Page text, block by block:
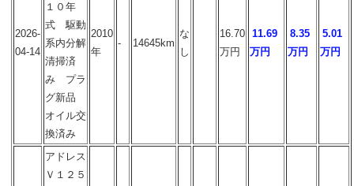
2026-
04-14
１０年
式 駆動
系内分解
清掃済
み プラ
グ新品
オイル交
換済み
2010
年
- 14645km
な
し
16.70
万円
11.69
万円
8.35
万円
5.01
万円
アドレス
Ｖ１２５